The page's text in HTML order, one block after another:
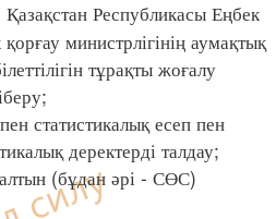
Қазақстан Республикасы Еңбек
министрлігінің аумақтық
тұрақты жоғалу
статистикалық есеп пен
деректерді талдау;
(бұдан әрі - СӨС)